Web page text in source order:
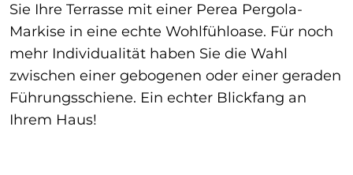
Sie Ihre Terrasse mit einer Perea Pergola-
Markise in eine echte Wohlfühloase. Für noch
mehr Individualität haben Sie die Wahl
zwischen einer gebogenen oder einer geraden
Führungsschiene. Ein echter Blickfang an
Ihrem Haus!